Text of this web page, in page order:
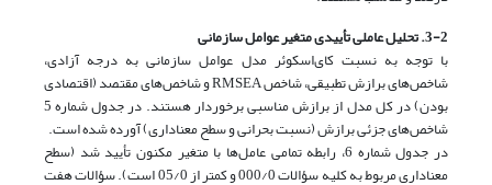
3-2. تحلیل عاملی تأییدی متغیر عوامل سازمانی
با توجه به نسبت کای‌اسکوئر مدل عوامل سازمانی به درجه آزادی،
شاخص‌های برازش تطبیقی، شاخص RMSEA و شاخص‌های مقتصد (اقتصادی
بودن) در کل مدل از برازش مناسبی برخوردار هستند. در جدول شماره 5
شاخص‌های جزئی برازش (نسبت بحرانی و سطح معناداری) آورده شده است.
در جدول شماره 6، رابطه تمامی عامل‌ها با متغیر مکنون تأیید شد (سطح
معناداری مربوط به کلیه سؤالات 000/0 و کمتر از 05/0 است). سؤالات هفت